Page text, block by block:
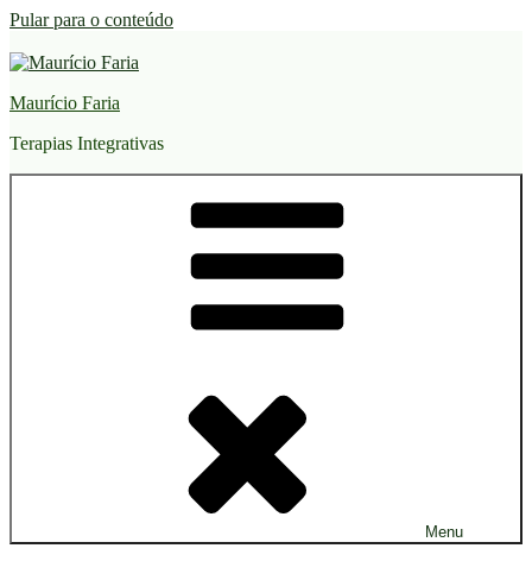
Pular para o conteúdo
Maurício Faria
Terapias Integrativas
Menu